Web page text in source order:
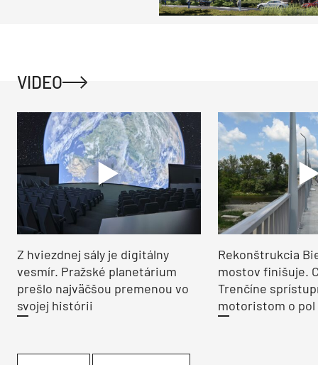
VIDEO
Z hviezdnej sály je digitálny
vesmír. Pražské planetárium
prešlo najväčšou premenou vo
svojej histórii
Rekonštrukcia
mostov finišuje.
Trenčíne
motoristom o pol